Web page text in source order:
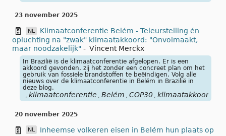
23 november 2025
NL
Klimaatconferentie Belém - Teleurstelling én
opluchting na "zwak" klimaatakkoord: "Onvolmaakt,
maar noodzakelijk" - Vincent Merckx
In Brazilië is de klimaatconferentie afgelopen. Er is een
akkoord gevonden, zij het zonder een concreet plan om het
gebruik van fossiele brandstoffen te beëindigen. Volg alle
nieuws over de klimaatconferentie in Belém in Brazilië in
deze blog.
klimaatconferentie Belém COP30 klimaatakkoord
20 november 2025
NL
Inheemse volkeren eisen in Belém hun plaats op